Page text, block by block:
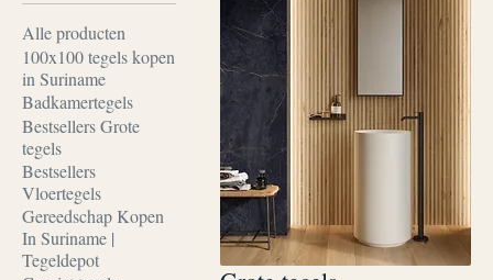
Alle producten
100x100 tegels kopen
in Suriname
Badkamertegels
Bestsellers Grote
tegels
Bestsellers
Vloertegels
Gereedschap Kopen
In Suriname |
Tegeldepot